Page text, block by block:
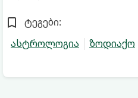
ტეგები:
ასტროლოგია
ზოდიაქო